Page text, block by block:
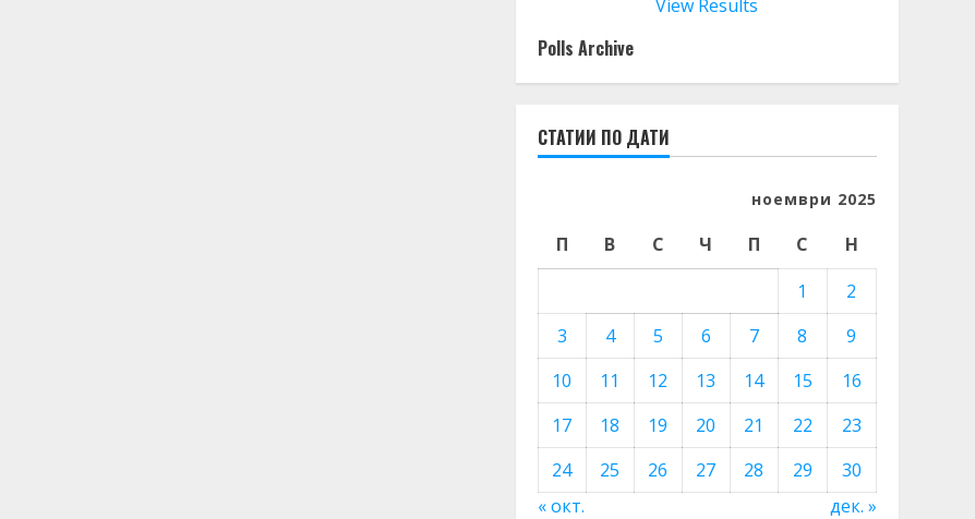
View Results
Polls Archive
СТАТИИ ПО ДАТИ
ноември 2025
П В С Ч П С
Н
1
2
3
4 5 6 7 8
9
10
11 12 13 14 15
16
17
18 19 20 21 22
23
24
25 26 27 28 29
30
« окт.
дек. »